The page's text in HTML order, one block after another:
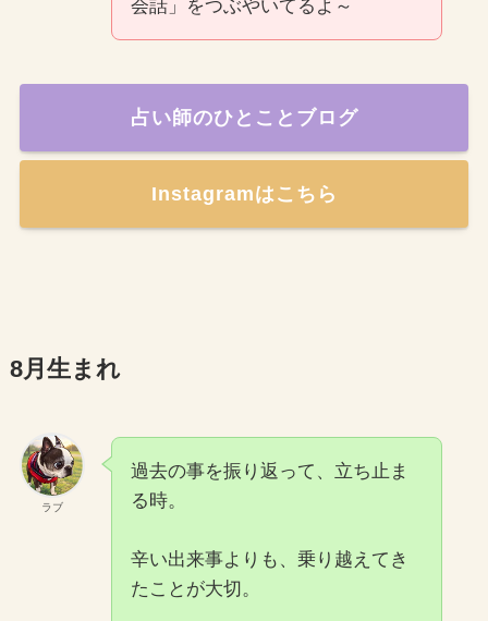
会話」をつぶやいてるよ～
占い師のひとことブログ
Instagramはこちら
8月生まれ
ラブ
過去の事を振り返って、立ち止ま
る時。
辛い出来事よりも、乗り越えてき
たことが大切。